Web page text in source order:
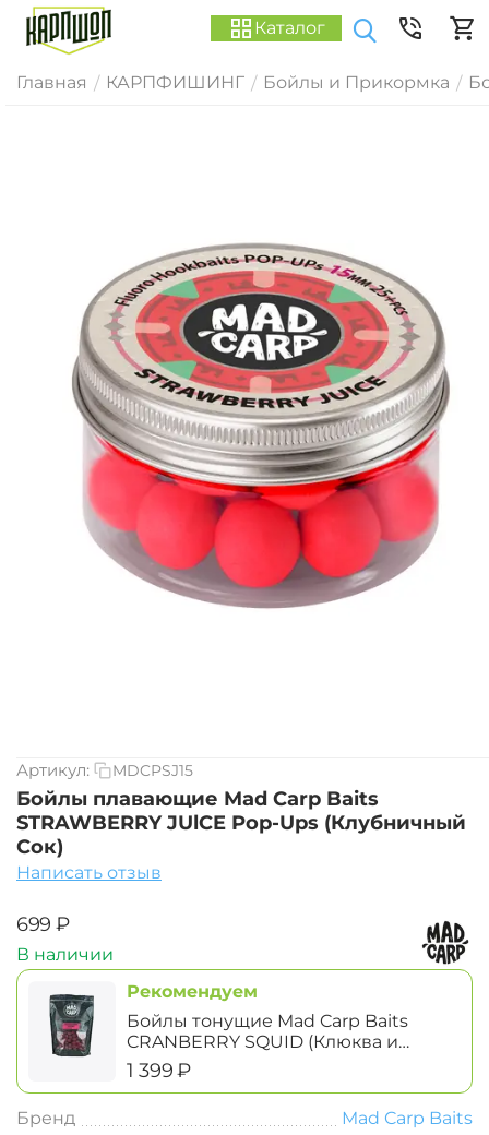
Каталог
Главная / КАРПФИШИНГ / Бойлы и Прикормка /
Артикул: MDCPSJ15
Бойлы плавающие Mad Carp Baits
STRAWBERRY JUlCE Pop-Ups (Клубничный
Сок)
Написать отзыв
‍699‍ ₽
В наличии
Рекомендуем
Бойлы тонущие Mad Carp Baits
CRANBERRY SQUID (Клюква и
Кальмар) 1кг
‍1 399‍₽
Бренд Mad Carp Baits